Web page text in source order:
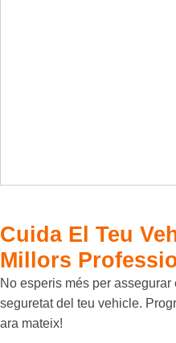
Cuida El Teu
Millors
No esperis més per
seguretat del teu vehicle.
ara mateix!